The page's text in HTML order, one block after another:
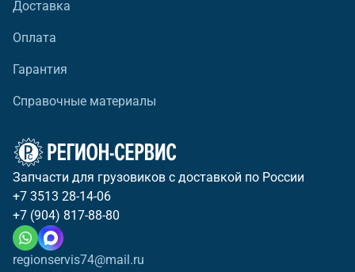
Доставка
Оплата
Гарантия
Справочные материалы
Запчасти для грузовиков с доставкой по России
+7 3513 28-14-06
+7 (904) 817-88-80
regionservis74@mail.ru